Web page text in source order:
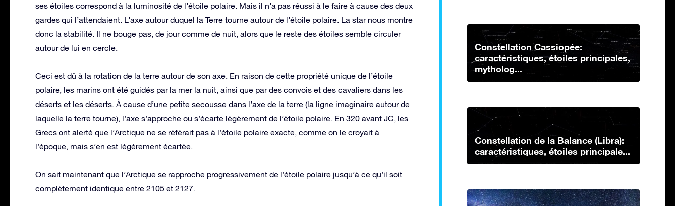
ses étoiles correspond à la luminosité de l’étoile polaire. Mais il n’a pas réussi à le faire à cause des deux
gardes qui l’attendaient. L’axe autour duquel la Terre tourne autour de l’étoile polaire. La star nous montre
donc la stabilité. Il ne bouge pas, de jour comme de nuit, alors que le reste des étoiles semble circuler
autour de lui en cercle.
Ceci est dû à la rotation de la terre autour de son axe. En raison de cette propriété unique de l’étoile
polaire, les marins ont été guidés par la mer la nuit, ainsi que par des convois et des cavaliers dans les
déserts et les déserts. À cause d’une petite secousse dans l’axe de la terre (la ligne imaginaire autour de
laquelle la terre tourne), l’axe s’approche ou s’écarte légèrement de l’étoile polaire. En 320 avant JC, les
Grecs ont alerté que l’Arctique ne se référait pas à l’étoile polaire exacte, comme on le croyait à
l’époque, mais s’en est légèrement écartée.
On sait maintenant que l’Arctique se rapproche progressivement de l’étoile polaire jusqu’à ce qu’il soit
complètement identique entre 2105 et 2127.
Constellation Cassiopée:
caractéristiques, étoiles principales,
mytholog...
Constellation de la Balance (Libra):
caractéristiques, étoiles principale...